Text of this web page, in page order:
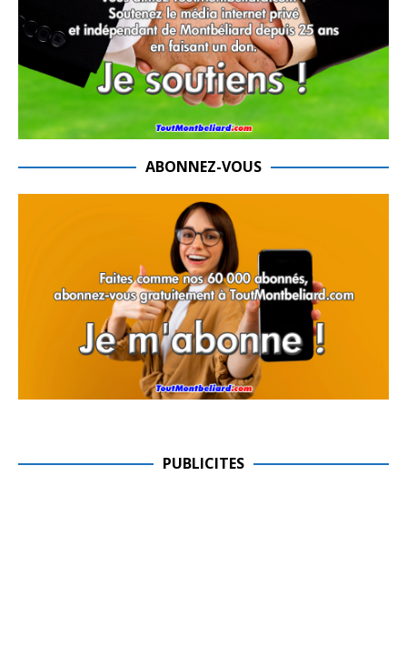
ABONNEZ-VOUS
PUBLICITES